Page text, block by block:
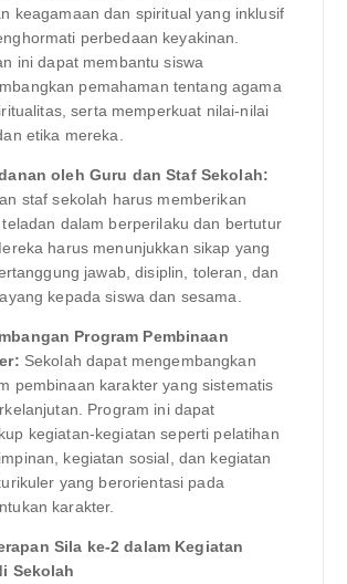
keagamaan dan spiritual yang inklusif
perbedaan keyakinan.
ini dapat membantu siswa
pemahaman tentang agama
serta memperkuat nilai-nilai
etika mereka.
oleh Guru dan Staf Sekolah:
staf sekolah harus memberikan
dalam berperilaku dan bertutur
harus menunjukkan sikap yang
jawab, disiplin, toleran, dan
kepada siswa dan sesama.
Program Pembinaan
Sekolah dapat mengembangkan
pembinaan karakter yang sistematis
Program ini dapat
kegiatan-kegiatan seperti pelatihan
kegiatan sosial, dan kegiatan
yang berorientasi pada
karakter.
Sila ke-2 dalam Kegiatan
Sekolah